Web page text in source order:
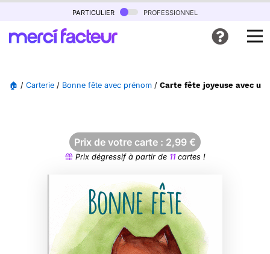
particulier professionnel
🏠 / Carterie / Bonne fête avec prénom / Carte fête joyeuse avec un
Prix de votre carte : 2,99 €
Prix dégressif à partir de 11cartes !